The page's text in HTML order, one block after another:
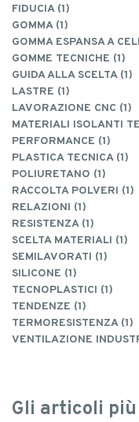
FIDUCIA (1)
GOMMA (1)
GOMMA ESPANSA A
GOMME TECNICHE (1)
GUIDA ALLA SCELTA (1)
LASTRE (1)
LAVORAZIONE CNC (1)
MATERIALI ISOLANTI
PERFORMANCE (1)
PLASTICA TECNICA (1)
POLIURETANO (1)
RACCOLTA POLVERI (1)
RELAZIONI (1)
RESISTENZA (1)
SCELTA MATERIALI (1)
SEMILAVORATI (1)
SILICONE (1)
TECNOPLASTICI (1)
TENDENZE (1)
TERMORESISTENZA (1)
VENTILAZIONE
Gli articoli